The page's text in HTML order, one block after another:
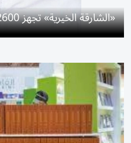
«الشارقة الخيرية» تجهز 2600 حقيبة ضمن «برداً وسلاماً»